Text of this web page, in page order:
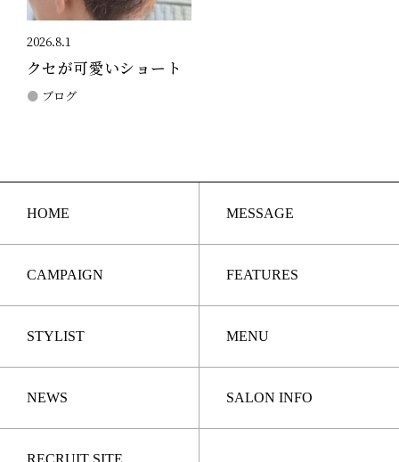
2026.8.1
クセが可愛いショート
ブログ
HOME MESSAGE
CAMPAIGN FEATURES
STYLIST MENU
NEWS SALON INFO
RECRUIT SITE